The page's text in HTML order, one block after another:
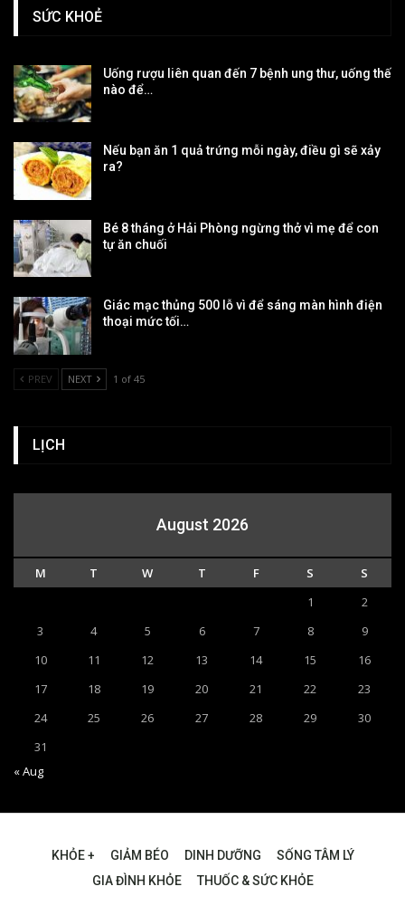
SỨC KHOẺ
Uống rượu liên quan đến 7 bệnh ung thư, uống thế
nào để…
Nếu bạn ăn 1 quả trứng mỗi ngày, điều gì sẽ xảy
ra?
Bé 8 tháng ở Hải Phòng ngừng thở vì mẹ để con
tự ăn chuối
Giác mạc thủng 500 lỗ vì để sáng màn hình điện
thoại mức tối…
PREV NEXT 1 of 45
LỊCH
August 2026
M T W T F S
S
1
2
3
4 5 6 7 8
9
10
11 12 13 14 15
16
17
18 19 20 21 22
23
24
25 26 27 28 29
30
31
« Aug
KHỎE + GIẢM BÉO DINH DƯỠNG
SỐNG TÂM LÝ
GIA ĐÌNH KHỎE
THUỐC & SỨC KHỎE